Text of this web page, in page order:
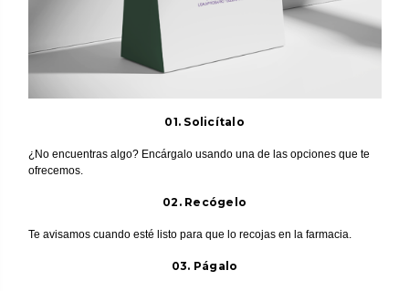
01. Solicítalo
¿No encuentras algo? Encárgalo usando una de las opciones que te
ofrecemos.
02. Recógelo
Te avisamos cuando esté listo para que lo recojas en la farmacia.
03. Págalo